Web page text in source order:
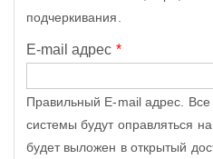
подчеркивания.
E-mail адрес *
Правильный E-mail адрес.
системы будут оправляться
будет выложен в открытый